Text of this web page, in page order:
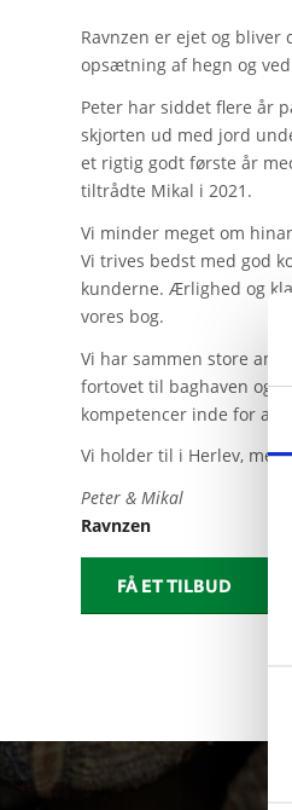
Ravnzen er ejet og bliver
opsætning af hegn og
Peter har siddet flere år
skjorten ud med jord
et rigtig godt første år
tiltrådte Mikal i 2021.
Vi minder meget om
Vi trives bedst med god
kunderne. Ærlighed og
vores bog.
Vi har sammen store
fortovet til baghaven og
kompetencer inde for
Vi holder til i Herlev,
Peter & Mikal
Ravnzen
FÅ ET TILBUD